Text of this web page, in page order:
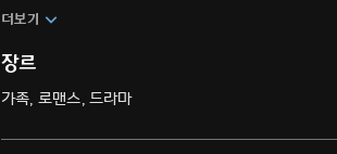
더보기
장르
가족, 로맨스, 드라마